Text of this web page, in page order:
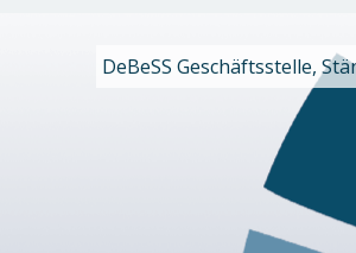
DeBeSS Geschäftsstelle,